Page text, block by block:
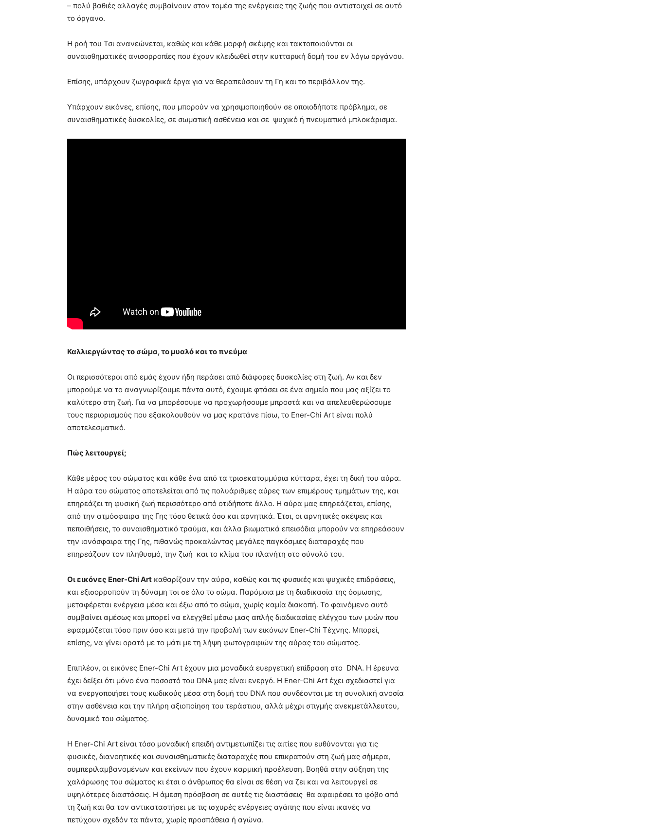
– πολύ βαθιές αλλαγές συμβαίνουν στον τομέα της ενέργειας της ζωής που αντιστοιχεί σε αυτό
το όργανο.
Η ροή του Τσι ανανεώνεται, καθώς και κάθε μορφή σκέψης και τακτοποιούνται οι
συναισθηματικές ανισορροπίες που έχουν κλειδωθεί στην κυτταρική δομή του εν λόγω οργάνου.
Επίσης, υπάρχουν ζωγραφικά έργα για να θεραπεύσουν τη Γη και το περιβάλλον της.
Υπάρχουν εικόνες, επίσης, που μπορούν να χρησιμοποιηθούν σε οποιοδήποτε πρόβλημα, σε
συναισθηματικές δυσκολίες, σε σωματική ασθένεια και σε ψυχικό ή πνευματικό μπλοκάρισμα.
Καλλιεργώντας το σώμα, το μυαλό και το πνεύμα
Οι περισσότεροι από εμάς έχουν ήδη περάσει από διάφορες δυσκολίες στη ζωή. Αν και δεν
μπορούμε να το αναγνωρίζουμε πάντα αυτό, έχουμε φτάσει σε ένα σημείο που μας αξίζει το
καλύτερο στη ζωή. Για να μπορέσουμε να προχωρήσουμε μπροστά και να απελευθερώσουμε
τους περιορισμούς που εξακολουθούν να μας κρατάνε πίσω, το Ener-Chi Art είναι πολύ
αποτελεσματικό.
Πώς λειτουργεί;
Κάθε μέρος του σώματος και κάθε ένα από τα τρισεκατομμύρια κύτταρα, έχει τη δική του αύρα.
Η αύρα του σώματος αποτελείται από τις πολυάριθμες αύρες των επιμέρους τμημάτων της, και
επηρεάζει τη φυσική ζωή περισσότερο από οτιδήποτε άλλο. Η αύρα μας επηρεάζεται, επίσης,
από την ατμόσφαιρα της Γης τόσο θετικά όσο και αρνητικά. Έτσι, οι αρνητικές σκέψεις και
πεποιθήσεις, το συναισθηματικό τραύμα, και άλλα βιωματικά επεισόδια μπορούν να επηρεάσουν
την ιονόσφαιρα της Γης, πιθανώς προκαλώντας μεγάλες παγκόσμιες διαταραχές που
επηρεάζουν τον πληθυσμό, την ​​ζωή και το κλίμα του πλανήτη στο σύνολό του.
Οι εικόνες Ener-Chi Art καθαρίζουν την αύρα, καθώς και τις φυσικές και ψυχικές επιδράσεις,
και εξισορροπούν τη δύναμη τσι σε όλο το σώμα. Παρόμοια με τη διαδικασία της όσμωσης,
μεταφέρεται ενέργεια μέσα και έξω από το σώμα, χωρίς καμία διακοπή. Το φαινόμενο αυτό
συμβαίνει αμέσως και μπορεί να ελεγχθεί μέσω μιας απλής διαδικασίας ελέγχου των μυών που
εφαρμόζεται τόσο πριν όσο και μετά την προβολή των εικόνων Ener-Chi Τέχνης. Μπορεί,
επίσης, να γίνει ορατό με το μάτι με τη λήψη φωτογραφιών της αύρας του σώματος.
Επιπλέον, οι εικόνες Ener-Chi Art έχουν μια μοναδικά ευεργετική επίδραση στο DNA. Η έρευνα
έχει δείξει ότι μόνο ένα ποσοστό του DNA μας είναι ενεργό. Η Ener-Chi Art έχει σχεδιαστεί για
να ενεργοποιήσει τους κωδικούς μέσα στη δομή του DNA που συνδέονται με τη συνολική ανοσία
στην ασθένεια και την πλήρη αξιοποίηση του τεράστιου, αλλά μέχρι στιγμής ανεκμετάλλευτου,
δυναμικό του σώματος.
Η Ener-Chi Art είναι τόσο μοναδική επειδή αντιμετωπίζει τις αιτίες που ευθύνονται για τις
φυσικές, διανοητικές και συναισθηματικές διαταραχές που επικρατούν στη ζωή μας σήμερα,
συμπεριλαμβανομένων και εκείνων που έχουν καρμική προέλευση. Βοηθά στην αύξηση της
χαλάρωσης του σώματος κι έτσι ο άνθρωπος θα είναι σε θέση να ζει και να λειτουργεί σε
υψηλότερες διαστάσεις. Η άμεση πρόσβαση σε αυτές τις διαστάσεις θα αφαιρέσει το φόβο από
τη ζωή και θα τον αντικαταστήσει με τις ισχυρές ενέργειες αγάπης που είναι ικανές να
πετύχουν σχεδόν τα πάντα, χωρίς προσπάθεια ή αγώνα.